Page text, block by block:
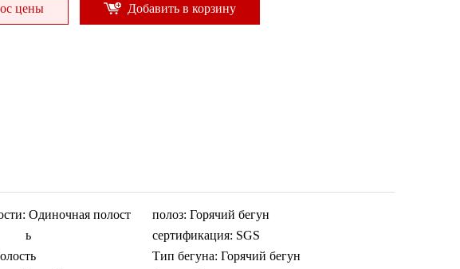
цены Добавить в корзину
Одиночная полост
ь
полоз: Горячий бегун
сертификация: SGS
Тип бегуна: Горячий бегун